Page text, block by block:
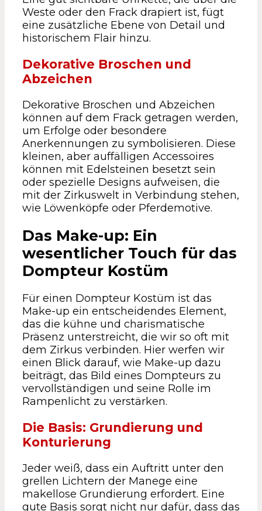
Weste oder den Frack drapiert ist, fügt
eine zusätzliche Ebene von Detail und
historischem Flair hinzu.
Dekorative Broschen und
Abzeichen
Dekorative Broschen und Abzeichen
können auf dem Frack getragen werden,
um Erfolge oder besondere
Anerkennungen zu symbolisieren. Diese
kleinen, aber auffälligen Accessoires
können mit Edelsteinen besetzt sein
oder spezielle Designs aufweisen, die
mit der Zirkuswelt in Verbindung stehen,
wie Löwenköpfe oder Pferdemotive.
Das Make-up: Ein
wesentlicher Touch für das
Dompteur Kostüm
Für einen Dompteur Kostüm ist das
Make-up ein entscheidendes Element,
das die kühne und charismatische
Präsenz unterstreicht, die wir so oft mit
dem Zirkus verbinden. Hier werfen wir
einen Blick darauf, wie Make-up dazu
beiträgt, das Bild eines Dompteurs zu
vervollständigen und seine Rolle im
Rampenlicht zu verstärken.
Die Basis: Grundierung und
Konturierung
Jeder weiß, dass ein Auftritt unter den
grellen Lichtern der Manege eine
makellose Grundierung erfordert. Eine
gute Basis sorgt nicht nur dafür, dass das